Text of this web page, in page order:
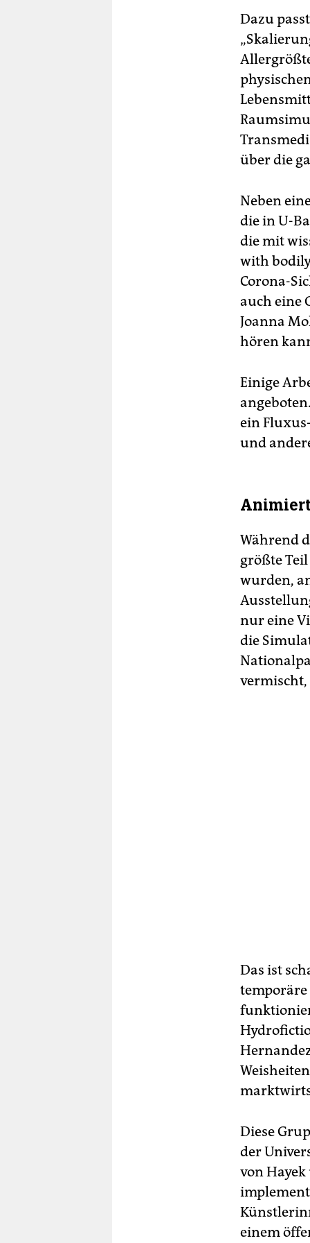
Dazu
über die
Neben
die in U-
die mit
with
Corona-
auch eine
Joanna
hören
Einige
ein
und
Während
größte
wurden,
nur eine
die
vermischt,
Das ist
temporäre
Diese
der
von
einem